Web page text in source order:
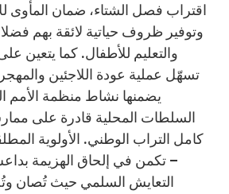
اقتراب فصل الشتاء، ضمان المأوى
وتوفير ظروف حياتية لائقة بهم
والتعليم للأطفال. كما يتعين
تسهّل عملية عودة اللاجئين
يضمنها نشاط منظمة الأمم
السلطات المحلية قادرة على
كامل التراب الوطني. الأولوية
– تكمن في إلحاق الهزيمة
التعايش السلمي حيث تُصان